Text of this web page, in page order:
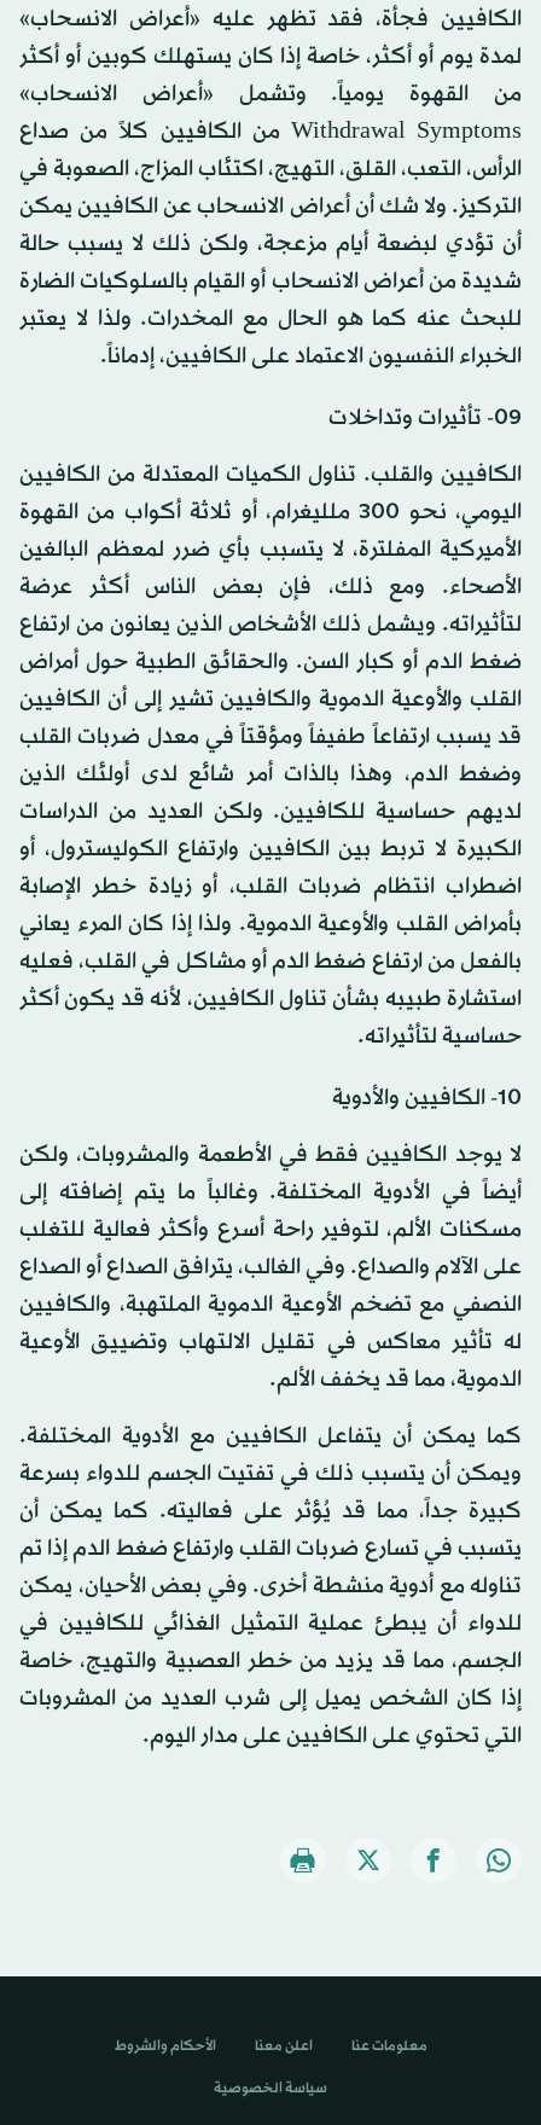
الكافيين فجأة، فقد تظهر عليه «أعراض الانسحاب»
لمدة يوم أو أكثر، خاصة إذا كان يستهلك كوبين أو أكثر
من القهوة يومياً. وتشمل «أعراض الانسحاب»
Withdrawal Symptoms من الكافيين كلاً من صداع
الرأس، التعب، القلق، التهيج، اكتئاب المزاج، الصعوبة في
التركيز. ولا شك أن أعراض الانسحاب عن الكافيين يمكن
أن تؤدي لبضعة أيام مزعجة، ولكن ذلك لا يسبب حالة
شديدة من أعراض الانسحاب أو القيام بالسلوكيات الضارة
للبحث عنه كما هو الحال مع المخدرات. ولذا لا يعتبر
الخبراء النفسيون الاعتماد على الكافيين، إدماناً.
09- تأثيرات وتداخلات
الكافيين والقلب. تناول الكميات المعتدلة من الكافيين
اليومي، نحو 300 ملليغرام، أو ثلاثة أكواب من القهوة
الأميركية المفلترة، لا يتسبب بأي ضرر لمعظم البالغين
الأصحاء. ومع ذلك، فإن بعض الناس أكثر عرضة
لتأثيراته. ويشمل ذلك الأشخاص الذين يعانون من ارتفاع
ضغط الدم أو كبار السن. والحقائق الطبية حول أمراض
القلب والأوعية الدموية والكافيين تشير إلى أن الكافيين
قد يسبب ارتفاعاً طفيفاً ومؤقتاً في معدل ضربات القلب
وضغط الدم، وهذا بالذات أمر شائع لدى أولئك الذين
لديهم حساسية للكافيين. ولكن العديد من الدراسات
الكبيرة لا تربط بين الكافيين وارتفاع الكوليسترول، أو
اضطراب انتظام ضربات القلب، أو زيادة خطر الإصابة
بأمراض القلب والأوعية الدموية. ولذا إذا كان المرء يعاني
بالفعل من ارتفاع ضغط الدم أو مشاكل في القلب، فعليه
استشارة طبيبه بشأن تناول الكافيين، لأنه قد يكون أكثر
حساسية لتأثيراته.
10- الكافيين والأدوية
لا يوجد الكافيين فقط في الأطعمة والمشروبات، ولكن
أيضاً في الأدوية المختلفة. وغالباً ما يتم إضافته إلى
مسكنات الألم، لتوفير راحة أسرع وأكثر فعالية للتغلب
على الآلام والصداع. وفي الغالب، يترافق الصداع أو الصداع
النصفي مع تضخم الأوعية الدموية الملتهبة، والكافيين
له تأثير معاكس في تقليل الالتهاب وتضييق الأوعية
الدموية، مما قد يخفف الألم.
كما يمكن أن يتفاعل الكافيين مع الأدوية المختلفة.
ويمكن أن يتسبب ذلك في تفتيت الجسم للدواء بسرعة
كبيرة جداً، مما قد يُؤثر على فعاليته. كما يمكن أن
يتسبب في تسارع ضربات القلب وارتفاع ضغط الدم إذا تم
تناوله مع أدوية منشطة أخرى. وفي بعض الأحيان، يمكن
للدواء أن يبطئ عملية التمثيل الغذائي للكافيين في
الجسم، مما قد يزيد من خطر العصبية والتهيج، خاصة
إذا كان الشخص يميل إلى شرب العديد من المشروبات
التي تحتوي على الكافيين على مدار اليوم.
معلومات عنا اعلن معنا الأحكام والشروط
سياسة الخصوصية